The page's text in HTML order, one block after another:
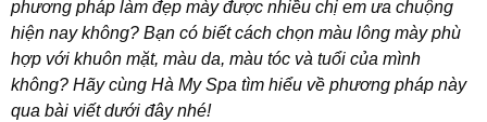
phương pháp làm đẹp mày được nhiều chị em ưa chuộng
hiện nay không? Bạn có biết cách chọn màu lông mày phù
hợp với khuôn mặt, màu da, màu tóc và tuổi của mình
không? Hãy cùng Hà My Spa tìm hiểu về phương pháp này
qua bài viết dưới đây nhé!